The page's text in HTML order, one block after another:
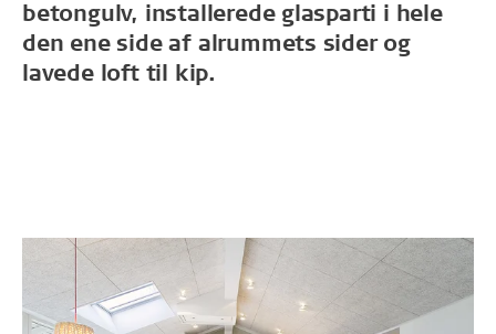
betongulv, installerede glasparti i hele
den ene side af alrummets sider og
lavede loft til kip.